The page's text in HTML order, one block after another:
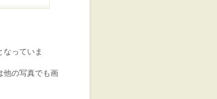
っていま
他の写真でも画